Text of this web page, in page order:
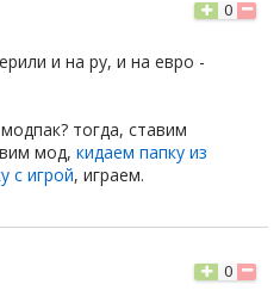
0
и на ру, и на евро -
тогда, ставим
мод, кидаем папку из
с игрой, играем.
0